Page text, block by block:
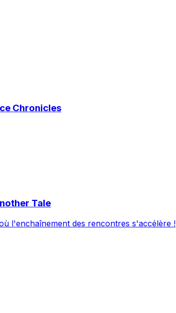
Chronicles
Tale
l'enchaînement des rencontres s'accélère !